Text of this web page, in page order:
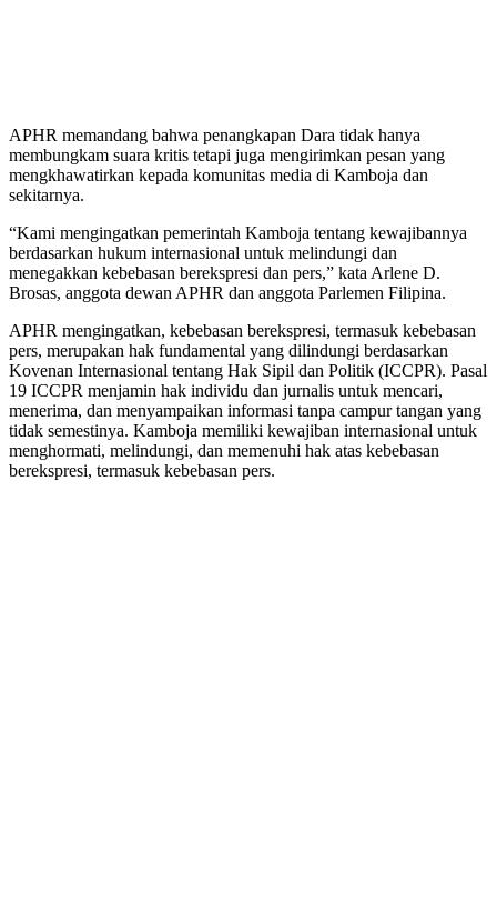
APHR memandang bahwa penangkapan Dara tidak hanya
membungkam suara kritis tetapi juga mengirimkan pesan yang
mengkhawatirkan kepada komunitas media di Kamboja dan
sekitarnya.
“Kami mengingatkan pemerintah Kamboja tentang kewajibannya
berdasarkan hukum internasional untuk melindungi dan
menegakkan kebebasan berekspresi dan pers,” kata Arlene D.
Brosas, anggota dewan APHR dan anggota Parlemen Filipina.
APHR mengingatkan, kebebasan berekspresi, termasuk kebebasan
pers, merupakan hak fundamental yang dilindungi berdasarkan
Kovenan Internasional tentang Hak Sipil dan Politik (ICCPR). Pasal
19 ICCPR menjamin hak individu dan jurnalis untuk mencari,
menerima, dan menyampaikan informasi tanpa campur tangan yang
tidak semestinya. Kamboja memiliki kewajiban internasional untuk
menghormati, melindungi, dan memenuhi hak atas kebebasan
berekspresi, termasuk kebebasan pers.